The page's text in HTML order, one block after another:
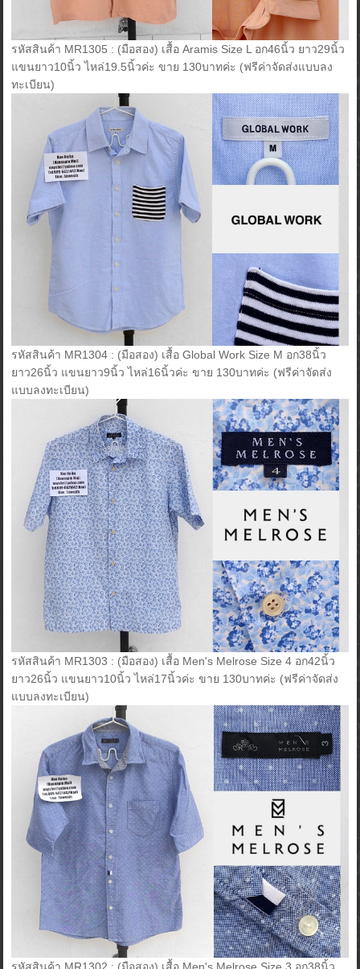
รหัสสินค้า MR1305 : (มือสอง) เสื้อ Aramis Size L อก46นิ้ว ยาว29นิ้ว
แขนยาว10นิ้ว ไหล่19.5นิ้วค่ะ ขาย 130บาทค่ะ (ฟรีค่าจัดส่งแบบลง
ทะเบียน)
รหัสสินค้า MR1304 : (มือสอง) เสื้อ Global Work Size M อก38นิ้ว
ยาว26นิ้ว แขนยาว9นิ้ว ไหล่16นิ้วค่ะ ขาย 130บาทค่ะ (ฟรีค่าจัดส่ง
แบบลงทะเบียน)
รหัสสินค้า MR1303 : (มือสอง) เสื้อ Men's Melrose Size 4 อก42นิ้ว
ยาว26นิ้ว แขนยาว10นิ้ว ไหล่17นิ้วค่ะ ขาย 130บาทค่ะ (ฟรีค่าจัดส่ง
แบบลงทะเบียน)
รหัสสินค้า MR1302 : (มือสอง) เสื้อ Men's Melrose Size 3 อก38นิ้ว